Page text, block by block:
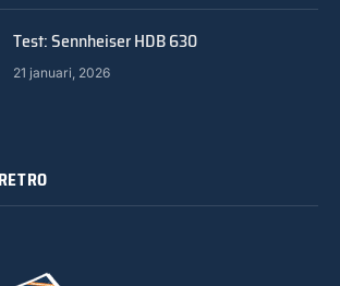
Test: Sennheiser HDB 630
21 januari, 2026